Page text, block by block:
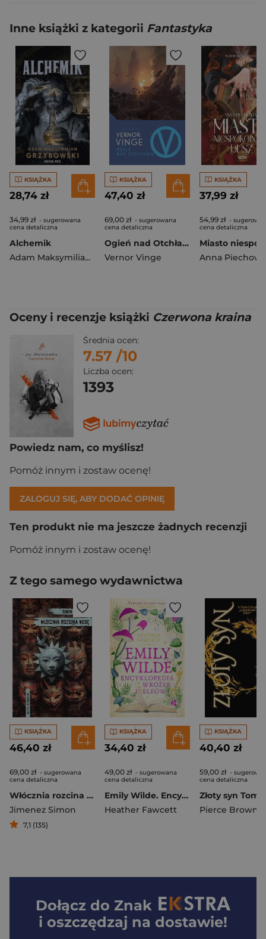
Inne książki z kategorii Fantastyka
KSIĄŻKA
28,74 zł
34,99 zł - sugerowana
cena detaliczna
Alchemik
Adam Maksymilian Grzybowski
KSIĄŻKA
47,40 zł
69,00 zł - sugerowana
cena detaliczna
Ogień nad Otchłanią
Vernor Vinge
KSIĄŻKA
37,99 zł
54,99 zł -
cena detaliczna
Anna
Oceny i recenzje książki Czerwona kraina
Średnia ocen:
7.57 /10
Liczba ocen:
1393
Powiedz nam, co myślisz!
Pomóż innym i zostaw ocenę!
ZALOGUJ SIĘ, ABY DODAĆ OPINIĘ
Ten produkt nie ma jeszcze żadnych recenzji
Pomóż innym i zostaw ocenę!
Z tego samego wydawnictwa
KSIĄŻKA
46,40 zł
69,00 zł - sugerowana
cena detaliczna
Włócznia rozcina wodę
Jimenez Simon
7,1 (135)
KSIĄŻKA
34,40 zł
49,00 zł - sugerowana
cena detaliczna
Emily Wilde. Encyklopedia wróżek i elfów
Heather Fawcett
KSIĄŻKA
40,40 zł
59,00 zł -
cena detaliczna
Złoty syn Tom 2
Pierce Brown
Dołącz do Znak
i oszczędzaj na dostawie!